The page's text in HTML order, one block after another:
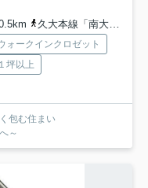
久大本線「南大分」駅 徒歩33分車8分 2.9km
ォークインクロゼット
坪以上
包む住まい
～